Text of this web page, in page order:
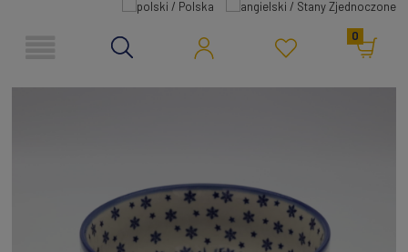
0